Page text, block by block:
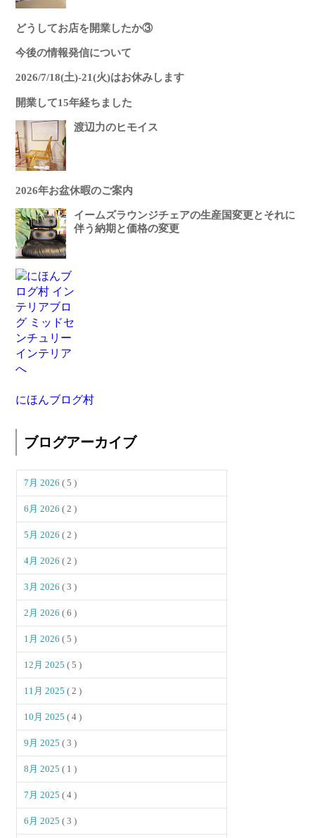
どうしてお店を開業したか③
今後の情報発信について
2026/7/18(土)-21(火)はお休みします
開業して15年経ちました
渡辺力のヒモイス
2026年お盆休暇のご案内
イームズラウンジチェアの生産国変更とそれに
伴う納期と価格の変更
にほんブログ村
ブログアーカイブ
7月 2026( 5 )
6月 2026( 2 )
5月 2026( 2 )
4月 2026( 2 )
3月 2026( 3 )
2月 2026( 6 )
1月 2026( 5 )
12月 2025( 5 )
11月 2025( 2 )
10月 2025( 4 )
9月 2025( 3 )
8月 2025( 1 )
7月 2025( 4 )
6月 2025( 3 )